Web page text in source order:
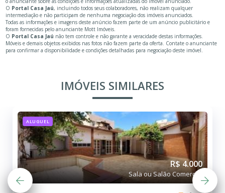
O Portal Casa Jaú, incluindo todos seus colaboradores, não realizam qualquer
intermediação e não participam de nenhuma negociação dos imóveis anunciados.
Todas as informações e imagens deste anúncio fazem parte de um anúncio publicitário e
foram fornecidas pelo anunciante Mott Imóveis.
O Portal Casa Jaú não tem controle e não garante a veracidade destas informações.
Móveis e demais objetos exibidos nas fotos não fazem parte da oferta. Contate o anunciante
para confirmar a disponibilidade e condições detalhadas para negociação deste imóvel.
IMÓVEIS SIMILARES
ALUGUEL
R$ 4.000
Sala ou Salão Comercial